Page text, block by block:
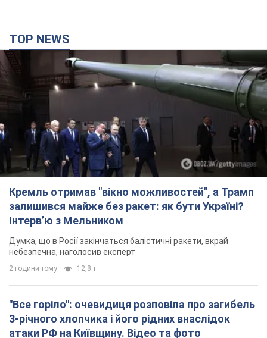
TOP NEWS
Кремль отримав "вікно можливостей", а Трамп
залишився майже без ракет: як бути Україні?
Інтерв’ю з Мельником
Думка, що в Росії закінчаться балістичні ракети, вкрай
небезпечна, наголосив експерт
2 години тому 12,8 т.
"Все горіло": очевидиця розповіла про загибель
3-річного хлопчика і його рідних внаслідок
атаки РФ на Київщину. Відео та фото